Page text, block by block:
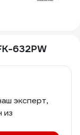
632PW
эксперт,
из